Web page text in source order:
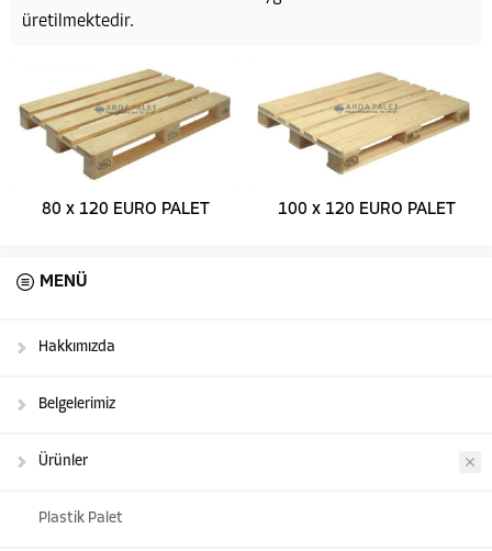
üretilmektedir.
80 x 120 EURO PALET 100 x 120 EURO PALET
MENÜ
Hakkımızda
Belgelerimiz
Ürünler
Plastik Palet